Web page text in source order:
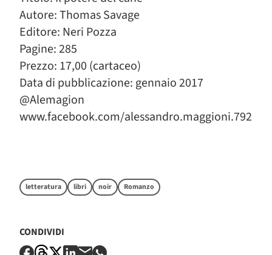
Autore: Thomas Savage
Editore: Neri Pozza
Pagine: 285
Prezzo: 17,00 (cartaceo)
Data di pubblicazione: gennaio 2017
@Alemagion
www.facebook.com/alessandro.maggioni.792
letteratura libri noir Romanzo
CONDIVIDI